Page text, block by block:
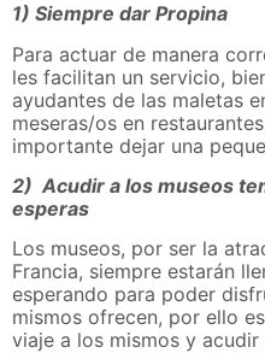
1) Siempre dar Propina
Para actuar de manera
les facilitan un servicio,
ayudantes de las maletas
meseras/os en
importante dejar una
2) Acudir a los museos
esperas
Los museos, por ser la
Francia, siempre estarán
esperando para poder
mismos ofrecen, por ello
viaje a los mismos y